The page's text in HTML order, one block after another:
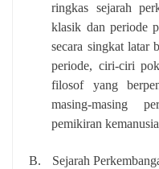
ringkas sejarah
klasik dan periode
secara singkat latar
periode, ciri-ciri
filosof yang
masing-masing
pemikiran
B.
Sejarah